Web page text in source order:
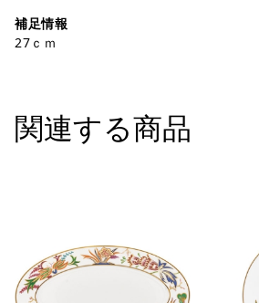
補足情報
27ｃｍ
関連する商品